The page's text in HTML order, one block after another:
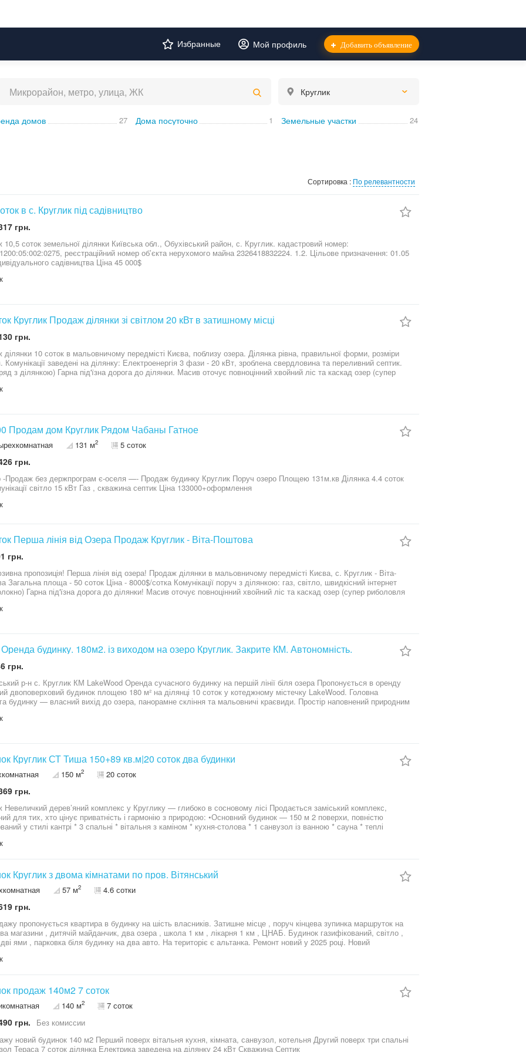
Избранные Мой профиль Добавить объявление
Круглик
домов 27 Дома посуточно 1 Земельные участки 24
Сортировка : По релевантности
в с. Круглик під садівництво
грн.
соток земельної ділянки Київська обл., Обухівський район, с. Круглик. кадастровий номер:
реєстраційний номер обʼєкта нерухомого майна 2326418832224. 1.2. Цільове призначення: 01.05
садівництва Ціна 45 000$
Круглик Продаж ділянки зі світлом 20 кВт в затишному місці
грн.
10 соток в мальовничому передмісті Києва, поблизу озера. Ділянка рівна, правильної форми, розміри
Комунікації заведені на ділянку: Електроенергія 3 фази - 20 кВт, зроблена свердловина та переливний септик.
Гарна під'їзна дорога до ділянки. Масив оточує повноцінний хвойний ліс та каскад озер (супер
(200 метрів) магазин та спорт клуб для дітей, манеж для прогулянок на конях. Зручне місцерозташування
Продам дом Круглик Рядом Чабаны Гатное
131 м2 5 соток
грн.
без держпрограм є-оселя —- Продаж будинку Круглик Поруч озеро Площею 131м.кв Ділянка 4.4 соток
Всі комунікації світло 15 кВт Газ , скважина септик Ціна 133000+оформлення
Перша лінія від Озера Продаж Круглик - Віта-Поштова
грн.
Перша лінія від озера! Продаж ділянки в мальовничому передмісті Києва, с. Круглик - Віта-
інтернет
під'їзна дорога до ділянки! Масив оточує повноцінний хвойний ліс та каскад озер (супер риболовля
магазин та спорт клуб для дітей, манеж для прогулянок на конях. Зручне місцерозташування для заміського
будинку. 180м2. із виходом на озеро Круглик. Закрите КМ. Автономність.
грн.
КМ LakeWood Оренда сучасного будинку на першій лінії біля озера Пропонується в оренду
двоповерховий будинок площею 180 м² на ділянці 10 соток у котеджному містечку LakeWood. Головна
будинку — власний вихід до озера, панорамне скління та мальовничі краєвиди. Простір наповнений природним
кухня; • світла вітальня з виходом на терасу; • 4 окремі спальні; • санвузли. Територія • власний вихід до
локація; - швидке сполучення з Києвом; - ідеальний будинок для комфортного проживання сім’ї.
плата — 4 500 $/місяць. Без комісії для орендаря.
Круглик СТ Тиша 150+89 кв.м|20 соток два будинки
150 м2 20 соток
грн.
для тих, хто цінує приватність і гармонію з природою: •Основний будинок — 150 м 2 поверхи, повністю
у стилі кантрі * 3 спальні * вітальня з каміном * кухня-столова * 1 санвузол із ванною * сауна * теплі
столовою, спальня, санвузол * нежила частина — кладова та погріб, який використовується як бомбосховище *
Круглик з двома кімнатами по пров. Вітянський
57 м2 4.6 сотки
грн.
пропонується квартира в будинку на шість власників. Затишне місце , поруч кінцева зупинка маршруток на
, дитячій майданчик, два озера , школа 1 км , лікарня 1 км , ЦНАБ. Будинок газифікований, світло ,
ями , парковка біля будинку на два авто. На територіє є альтанка. Ремонт новий у 2025 році. Новий
з двох сторін . У лісі на проти будинку парковка на 4 авто . Дуже зручна розвязка доріг , з ранку завантаження
продаж 140м2 7 соток
140 м2 7 соток
грн.
Без комиссии
новий будинок 140 м2 Перший поверх вітальня кухня, кімната, санвузол, котельня Другий поверх три спальні
і санвузол Тераса 7 соток ділянка Електрика заведена на ділянку 24 кВт Скважина Септик